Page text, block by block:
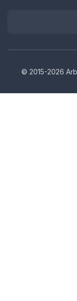
© 2015-2026